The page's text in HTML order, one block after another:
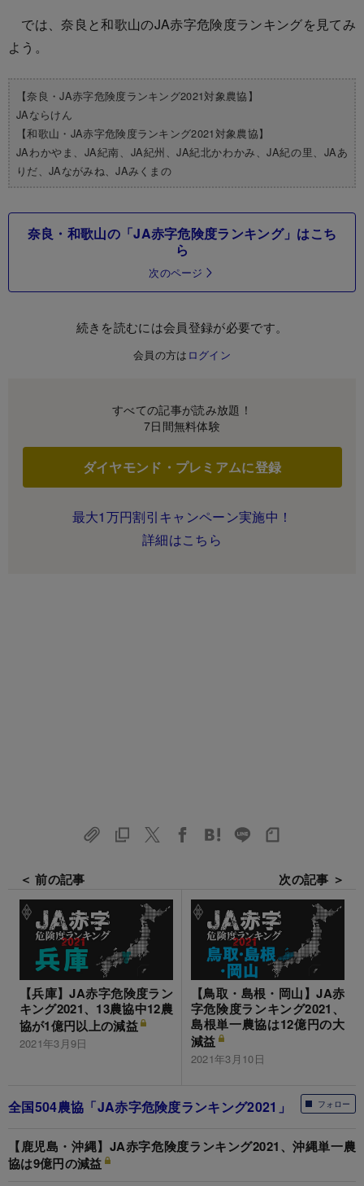
では、奈良と和歌山のJA赤字危険度ランキングを見てみ
よう。
【奈良・JA赤字危険度ランキング2021対象農協】
JAならけん
【和歌山・JA赤字危険度ランキング2021対象農協】
JAわかやま、JA紀南、JA紀州、JA紀北かわかみ、JA紀の里、JAあ
りだ、JAながみね、JAみくまの
奈良・和歌山の「JA赤字危険度ランキング」はこち
ら
次のページ
続きを読むには会員登録が必要です。
会員の方は ログイン
すべての記事が読み放題！
7日間無料体験
ダイヤモンド・プレミアムに登録
最大1万円割引キャンペーン実施中！
詳細はこちら
＜ 前の記事
【兵庫】JA赤字危険度ラン
キング2021、13農協中12農
協が1億円以上の減益
2021年3月9日
次の記事 ＞
【鳥取・島根・岡山】JA赤
字危険度ランキング2021、
島根単一農協は12億円の大
減益
2021年3月10日
フォロー
全国504農協「JA赤字危険度ランキング2021」
【鹿児島・沖縄】JA赤字危険度ランキング2021、沖縄単一農
協は9億円の減益